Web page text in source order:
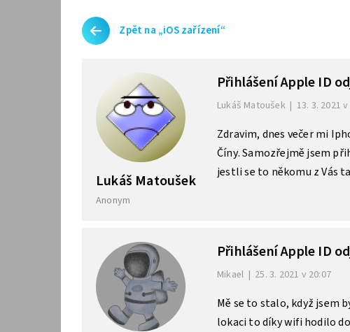
Zpět na „iOS zařízení“
Lukáš Matoušek
Anonym
Přihlášení Apple ID
Lukáš Matoušek | 13. 3. 2021
Zdravim, dnes večer mi
Číny. Samozřejmě jsem
jestli se to někomu z Vás
Přihlášení Apple ID
Mikael | 25. 3. 2021 v 20:07
Mě se to stalo, když jsem
lokaci to díky wifi hodilo